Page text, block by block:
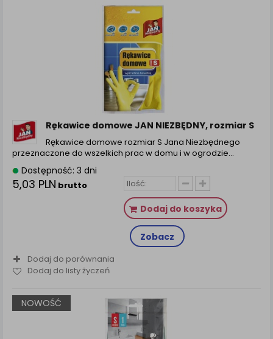
Rękawice domowe JAN NIEZBĘDNY, rozmiar S
Rękawice domowe rozmiar S Jana Niezbędnego
przeznaczone do wszelkich prac w domu i w ogrodzie…
Dostępność: 3 dni
5,03 PLN brutto
Dodaj do koszyka
Zobacz
Dodaj do porównania
Dodaj do listy życzeń
NOWOŚĆ